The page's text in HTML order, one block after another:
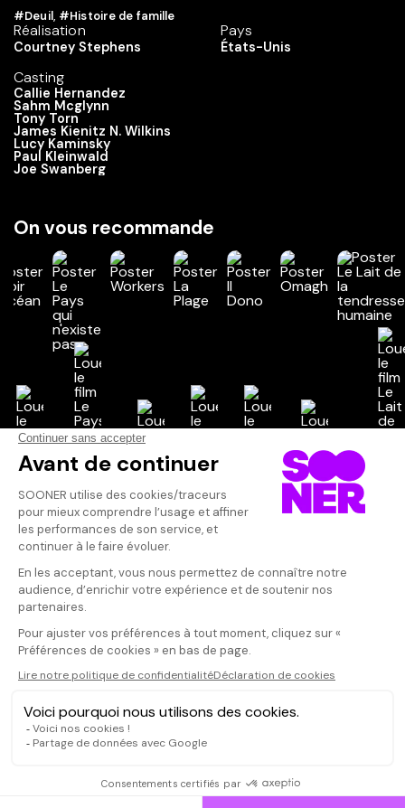
#Deuil, #Histoire de famille
Réalisation
Courtney Stephens
Casting
Callie Hernandez
Sahm Mcglynn
Tony Torn
James Kienitz N. Wilkins
Lucy Kaminsky
Paul Kleinwald
Joe Swanberg
Pays
États-Unis
On vous recommande
Vos avis
Donnez votre avis
Votre note
Votre commentaire
Il faut vous connecter pour
publier un avis
CONNEXION